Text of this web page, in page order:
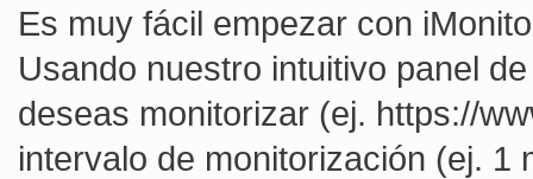
Es muy fácil empezar con
Usando nuestro intuitivo panel
deseas monitorizar (ej. https://
intervalo de monitorización (ej. 1